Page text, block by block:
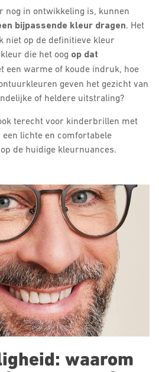
nog in ontwikkeling is, kunnen
bijpassende kleur dragen. Het
niet op de definitieve kleur
die het oog op dat
een warme of koude indruk, hoe
geven het gezicht van
of heldere uitstraling?
terecht voor kinderbrillen met
lichte en comfortabele
de huidige kleurnuances.
waarom